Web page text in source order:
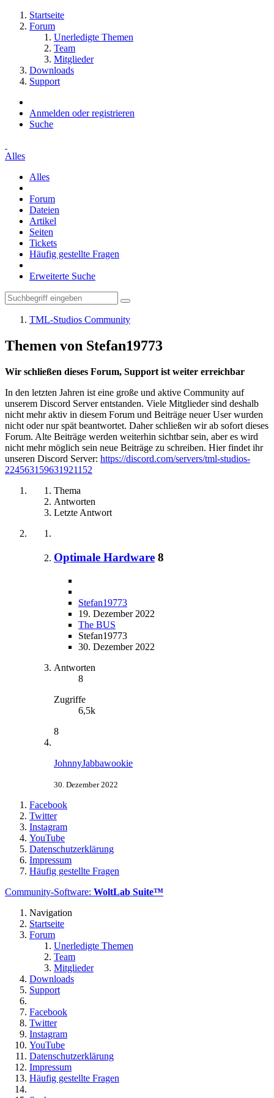
Startseite
Forum
Unerledigte Themen
Team
Mitglieder
Downloads
Support
Anmelden oder registrieren
Suche
Alles
Alles
Forum
Dateien
Artikel
Seiten
Tickets
Häufig gestellte Fragen
Erweiterte Suche
TML-Studios Community
Themen von Stefan19773
Wir schließen dieses Forum, Support ist weiter erreichbar
In den letzten Jahren ist eine große und aktive Community auf
unserem Discord Server entstanden. Viele Mitglieder sind deshalb
nicht mehr aktiv in diesem Forum und Beiträge neuer User wurden
nicht oder nur spät beantwortet. Daher schließen wir ab sofort dieses
Forum. Alte Beiträge werden weiterhin sichtbar sein, aber es wird
nicht mehr möglich sein neue Beiträge zu schreiben. Hier findet ihr
unseren Discord Server: https://discord.com/servers/tml-studios-
224563159631921152
Thema
Antworten
Letzte Antwort
Optimale Hardware 8
Stefan19773
19. Dezember 2022
The BUS
Stefan19773
30. Dezember 2022
Antworten
8
Zugriffe
6,5k
8
JohnnyJabbawookie
30. Dezember 2022
Facebook
Twitter
Instagram
YouTube
Datenschutzerklärung
Impressum
Häufig gestellte Fragen
Community-Software: WoltLab Suite™
Navigation
Startseite
Forum
Unerledigte Themen
Team
Mitglieder
Downloads
Support
Facebook
Twitter
Instagram
YouTube
Datenschutzerklärung
Impressum
Häufig gestellte Fragen